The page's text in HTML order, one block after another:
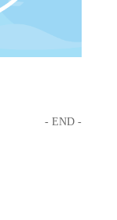
- END -